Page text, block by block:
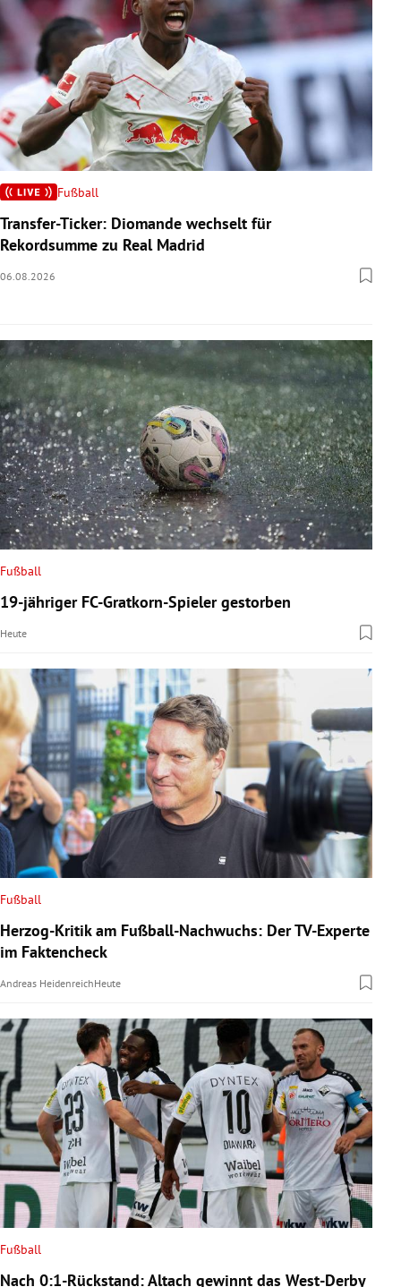
Fußball
Transfer-Ticker: Diomande wechselt für
Rekordsumme zu Real Madrid
06.08.2026
Fußball
19-jähriger FC-Gratkorn-Spieler gestorben
Heute
Fußball
Herzog-Kritik am Fußball-Nachwuchs: Der TV-Experte
im Faktencheck
Andreas HeidenreichHeute
Fußball
Nach 0:1-Rückstand: Altach gewinnt das West-Derby